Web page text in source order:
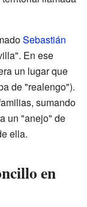
Sebastián
En ese
un lugar que
de "realengo").
sumando
un "anejo" de
ella.
en